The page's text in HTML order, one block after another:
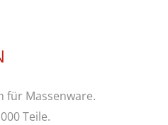
für Massenware.
Teile.